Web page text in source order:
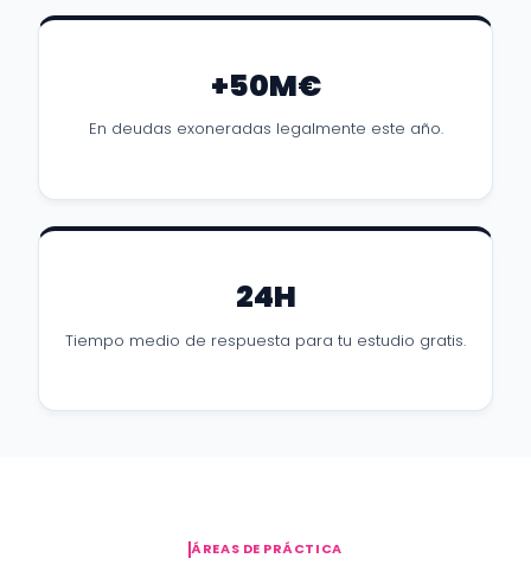
+50M€
En deudas exoneradas legalmente este año.
24H
Tiempo medio de respuesta para tu estudio gratis.
ÁREAS DE PRÁCTICA